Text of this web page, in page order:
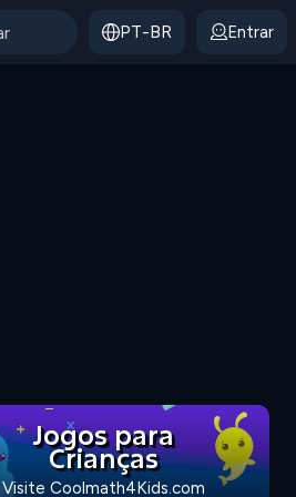
PT-BR Entrar
Jogos para
Crianças
Visite Coolmath4Kids.com